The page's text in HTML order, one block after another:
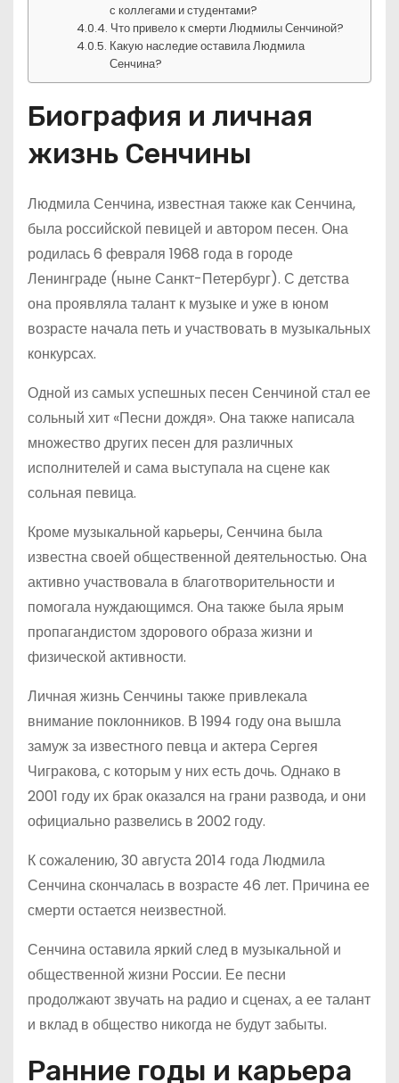
с коллегами и студентами?
Что привело к смерти Людмилы Сенчиной?
Какую наследие оставила Людмила
Сенчина?
Биография и личная
жизнь Сенчины
Людмила Сенчина, известная также как Сенчина,
была российской певицей и автором песен. Она
родилась 6 февраля 1968 года в городе
Ленинграде (ныне Санкт-Петербург). С детства
она проявляла талант к музыке и уже в юном
возрасте начала петь и участвовать в музыкальных
конкурсах.
Одной из самых успешных песен Сенчиной стал ее
сольный хит «Песни дождя». Она также написала
множество других песен для различных
исполнителей и сама выступала на сцене как
сольная певица.
Кроме музыкальной карьеры, Сенчина была
известна своей общественной деятельностью. Она
активно участвовала в благотворительности и
помогала нуждающимся. Она также была ярым
пропагандистом здорового образа жизни и
физической активности.
Личная жизнь Сенчины также привлекала
внимание поклонников. В 1994 году она вышла
замуж за известного певца и актера Сергея
Чигракова, с которым у них есть дочь. Однако в
2001 году их брак оказался на грани развода, и они
официально развелись в 2002 году.
К сожалению, 30 августа 2014 года Людмила
Сенчина скончалась в возрасте 46 лет. Причина ее
смерти остается неизвестной.
Сенчина оставила яркий след в музыкальной и
общественной жизни России. Ее песни
продолжают звучать на радио и сценах, а ее талант
и вклад в общество никогда не будут забыты.
Ранние годы и карьера